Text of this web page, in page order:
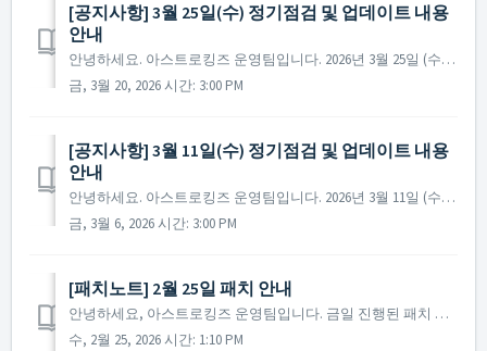
[공지사항] 3월 25일(수) 정기점검 및 업데이트 내용
안내
안녕하세요. 아스트로킹즈 운영팀입니다. 2026년 3월 25일 (수)에 진행 예정인 정기 점검 및 업데이트에 대해 안내드립니다. ※ 점검 내용은 상황에 따라 변경될 수 있으며, 변경 시 본 공지로 안내드릴 예정입니다. ▶ 정기점검 및 업데이트 사전 안내 -...
금, 3월 20, 2026 시간: 3:00 PM
[공지사항] 3월 11일(수) 정기점검 및 업데이트 내용
안내
안녕하세요. 아스트로킹즈 운영팀입니다. 2026년 3월 11일 (수)에 진행 예정인 정기 점검 및 업데이트에 대해 안내드립니다. ※ 점검 내용은 상황에 따라 변경될 수 있으며, 변경 시 본 공지로 안내드릴 예정입니다. ▶ 정기점검 및 업데이트 사전 안내 - 점검 일정...
금, 3월 6, 2026 시간: 3:00 PM
[패치노트] 2월 25일 패치 안내
안녕하세요, 아스트로킹즈 운영팀입니다. 금일 진행된 패치 안내 드립니다. ▶ 2026년 2월 25일 패치 노트 - 일부 언어에서 패키지 이름이 잘못 표기되던 현상이 수정되었습니다. ※ 참고사항 - 해당 현상이 나타나는 사령관님께서는 재접속 후 게임을 ...
수, 2월 25, 2026 시간: 1:10 PM